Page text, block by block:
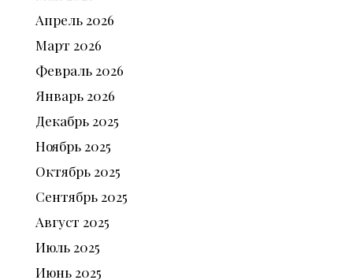
Апрель 2026
Март 2026
Февраль 2026
Январь 2026
Декабрь 2025
Ноябрь 2025
Октябрь 2025
Сентябрь 2025
Август 2025
Июль 2025
Июнь 2025